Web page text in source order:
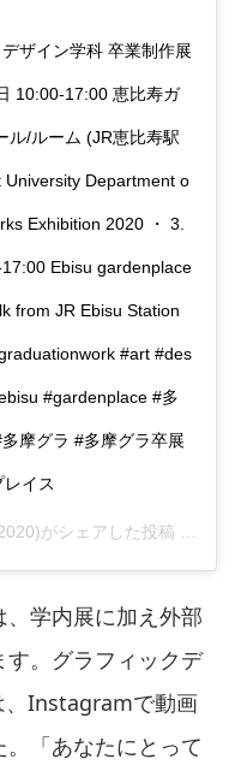
ザイン学科 卒業制作展
10:00-17:00 恵比寿ガ
ル/ルーム (JR恵比寿駅
University Department o
Exhibition 2020 ・ 3.
Ebisu gardenplace
from JR Ebisu Station
#art #des
#gardenplace #多
摩グラ #多摩グラ卒展
イス
がシェアした投稿 - 2019
学内展に加え外部
。グラフィックデ
、Instagramで動画
「あなたにとって